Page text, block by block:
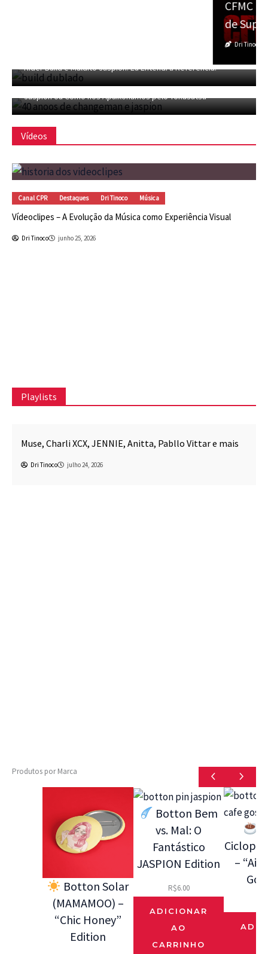
CFMC NO CINEMA 28 – Os Melhores Filmes
Rider Build e Maldito Jaspion! Eu Entendi a Refêrencia!
CFMC SESSÃO TOKUSATSU 03 – 40 Anos de Changeman e
Jaspion ou Como nos Apaixonamos pelo Tokusatsu
Vídeos
Playlists
Beck, beabadoobee, SUNMI, Carly Rae Jepsen, Kim
Produtos por Marca
Botton Solar
(MAMAMOO) –
“Chic Honey”
Edition
Botton Bem
vs. Mal: O
Fantástico
JASPION Edition
R$6.00
ADICIONAR
AO
CARRINHO
Ciclope
– “Ai